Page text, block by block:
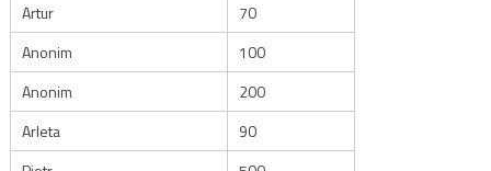
Artur
70
Anonim
100
Anonim
200
Arleta
90